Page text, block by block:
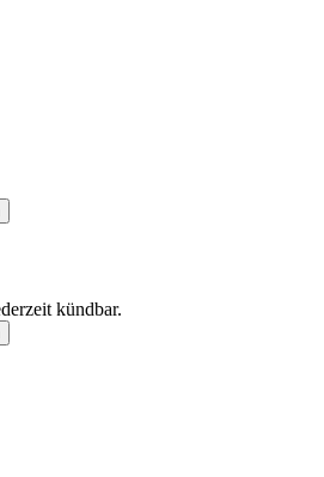
kündbar.